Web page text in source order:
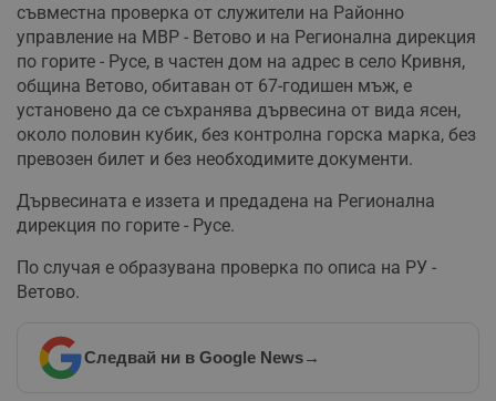
съвместна проверка от служители на Районно
управление на МВР - Ветово и на Регионална дирекция
по горите - Русе, в частен дом на адрес в село Кривня,
община Ветово, обитаван от 67-годишен мъж, е
установено да се съхранява дървесина от вида ясен,
около половин кубик, без контролна горска марка, без
превозен билет и без необходимите документи.
Дървесината е иззета и предадена на Регионална
дирекция по горите - Русе.
По случая е образувана проверка по описа на РУ -
Ветово.
Следвай ни в Google News→